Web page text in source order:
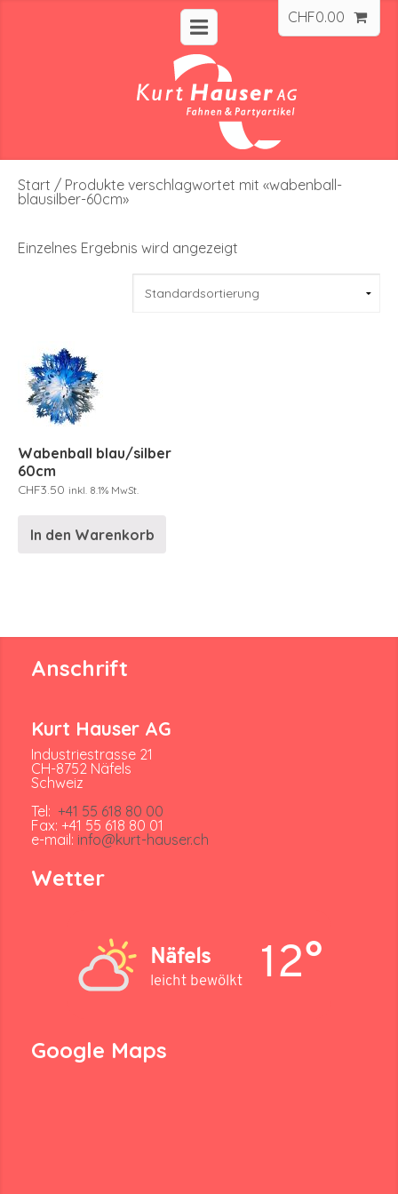
CHF0.00
Start / Produkte verschlagwortet mit «wabenball-
blausilber-60cm»
Einzelnes Ergebnis wird angezeigt
Wabenball blau/silber
60cm
CHF3.50 inkl. 8.1% MwSt.
In den Warenkorb
Anschrift
Kurt Hauser AG
Industriestrasse 21
CH-8752 Näfels
Schweiz
Tel: +41 55 618 80 00
Fax: +41 55 618 80 01
e-mail: info@kurt-hauser.ch
Wetter
Näfels
leicht bewölkt 12°
Google Maps